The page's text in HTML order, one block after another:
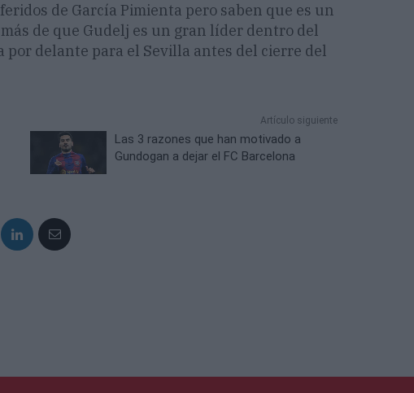
de García Pimienta pero saben que es un
de que Gudelj es un gran líder dentro del
por delante para el Sevilla antes del cierre del
Artículo siguiente
Las 3 razones que han motivado a
Gundogan a dejar el FC Barcelona